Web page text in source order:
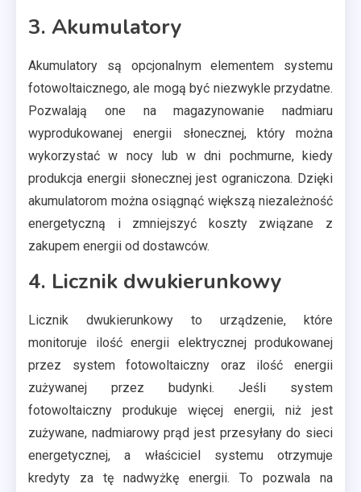
3. Akumulatory
Akumulatory są opcjonalnym elementem systemu
fotowoltaicznego, ale mogą być niezwykle przydatne.
Pozwalają one na magazynowanie nadmiaru
wyprodukowanej energii słonecznej, który można
wykorzystać w nocy lub w dni pochmurne, kiedy
produkcja energii słonecznej jest ograniczona. Dzięki
akumulatorom można osiągnąć większą niezależność
energetyczną i zmniejszyć koszty związane z
zakupem energii od dostawców.
4. Licznik dwukierunkowy
Licznik dwukierunkowy to urządzenie, które
monitoruje ilość energii elektrycznej produkowanej
przez system fotowoltaiczny oraz ilość energii
zużywanej przez budynki. Jeśli system
fotowoltaiczny produkuje więcej energii, niż jest
zużywane, nadmiarowy prąd jest przesyłany do sieci
energetycznej, a właściciel systemu otrzymuje
kredyty za tę nadwyżkę energii. To pozwala na